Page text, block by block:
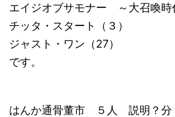
エイジオブサモナー ～大召喚時
チッタ・スタート（３）
ジャスト・ワン（27）
です。
はんか通骨董市 ５人 説明？